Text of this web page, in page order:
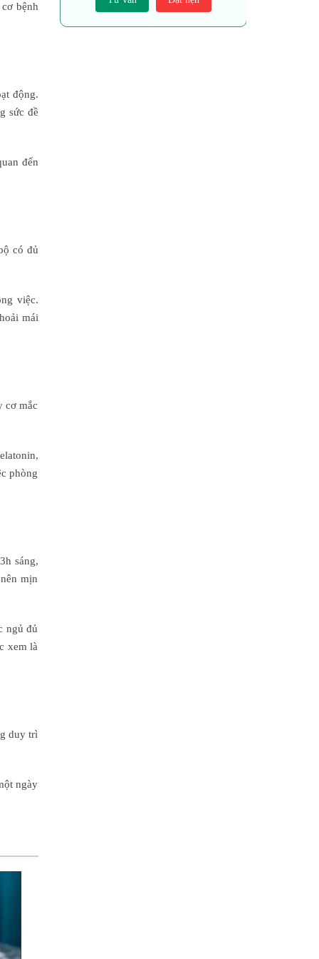
bệnh
động.
sức đề
đến
có đủ
việc.
mái
cơ mắc
phòng
sáng,
mịn
ngủ đủ
xem là
duy trì
ngày